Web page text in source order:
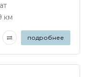
км
подробнее